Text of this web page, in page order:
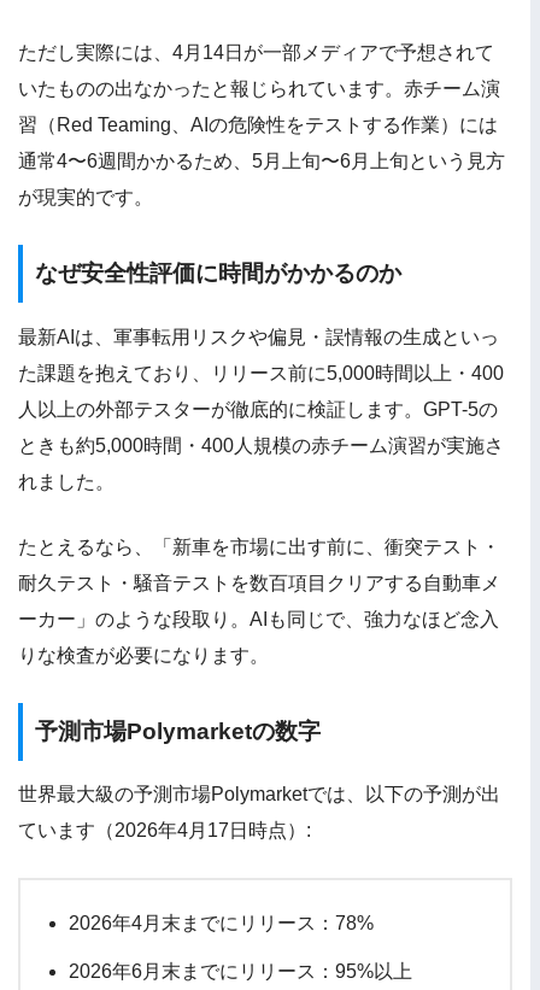
ただし実際には、4月14日が一部メディアで予想されて
いたものの出なかったと報じられています。赤チーム演
習（Red Teaming、AIの危険性をテストする作業）には
通常4〜6週間かかるため、5月上旬〜6月上旬という見方
が現実的です。
なぜ安全性評価に時間がかかるのか
最新AIは、軍事転用リスクや偏見・誤情報の生成といっ
た課題を抱えており、リリース前に5,000時間以上・400
人以上の外部テスターが徹底的に検証します。GPT-5の
ときも約5,000時間・400人規模の赤チーム演習が実施さ
れました。
たとえるなら、「新車を市場に出す前に、衝突テスト・
耐久テスト・騒音テストを数百項目クリアする自動車メ
ーカー」のような段取り。AIも同じで、強力なほど念入
りな検査が必要になります。
予測市場Polymarketの数字
世界最大級の予測市場Polymarketでは、以下の予測が出
ています（2026年4月17日時点）:
2026年4月末までにリリース：78%
2026年6月末までにリリース：95%以上